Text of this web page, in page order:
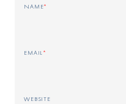
NAME*
EMAIL*
WEBSITE